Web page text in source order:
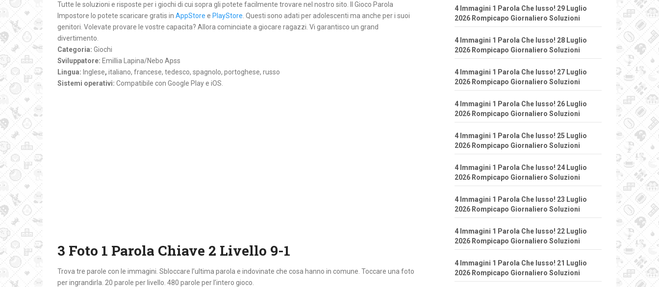
Tutte le soluzioni e risposte per i giochi di cui sopra gli potete facilmente trovare nel nostro sito. Il Gioco Parola
Impostore lo potete scaricare gratis in AppStore e PlayStore . Questi sono adati per adolescenti ma anche per i suoi
genitori. Volevate provare le vostre capacita? Allora cominciate a giocare ragazzi. Vi garantisco un grand
divertimento.
Categoria: Giochi
Sviluppatore: Emillia Lapina/Nebo Apss
Lingua: Inglese, italiano, francese, tedesco, spagnolo, portoghese, russo
Sistemi operativi: Compatibile con Google Play e iOS.
3 Foto 1 Parola Chiave 2 Livello 9-1
Trova tre parole con le immagini. Sbloccare l’ultima parola e indovinate che cosa hanno in comune. Toccare una foto
per ingrandirla. 20 parole per livello. 480 parole per l’intero gioco.
4 Immagini 1 Parola Che lusso! 29 Luglio
2026 Rompicapo Giornaliero Soluzioni
4 Immagini 1 Parola Che lusso! 28 Luglio
2026 Rompicapo Giornaliero Soluzioni
4 Immagini 1 Parola Che lusso! 27 Luglio
2026 Rompicapo Giornaliero Soluzioni
4 Immagini 1 Parola Che lusso! 26 Luglio
2026 Rompicapo Giornaliero Soluzioni
4 Immagini 1 Parola Che lusso! 25 Luglio
2026 Rompicapo Giornaliero Soluzioni
4 Immagini 1 Parola Che lusso! 24 Luglio
2026 Rompicapo Giornaliero Soluzioni
4 Immagini 1 Parola Che lusso! 23 Luglio
2026 Rompicapo Giornaliero Soluzioni
4 Immagini 1 Parola Che lusso! 22 Luglio
2026 Rompicapo Giornaliero Soluzioni
4 Immagini 1 Parola Che lusso! 21 Luglio
2026 Rompicapo Giornaliero Soluzioni